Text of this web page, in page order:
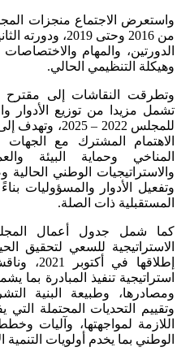
واستعرض الاجتماع منجزات
الدورتين، والمهام
وهيكلة التنظيمي الحالي.
وتطرقت النقاشات إلى مقترح
تشمل مزيدا من توزيع الأدوار
للمجلس 2022 –
الاهتمام المشترك مع الجهات
المناخي وحماية البيئة
والاستراتيجيات الوطني
وتفعيل الأدوار والمسؤوليات
المستقبلية ذات الصلة.
كما شمل جدول أعمال
إطلاقها
استراتيجية تنفيذ المبادرة بما
ومصادرها، وطبيعة البنية
وتقييم التحديات المحتملة التي
اللازمة لمواجهتها، وآليات
الوطني بما يخدم أولويات التنمية